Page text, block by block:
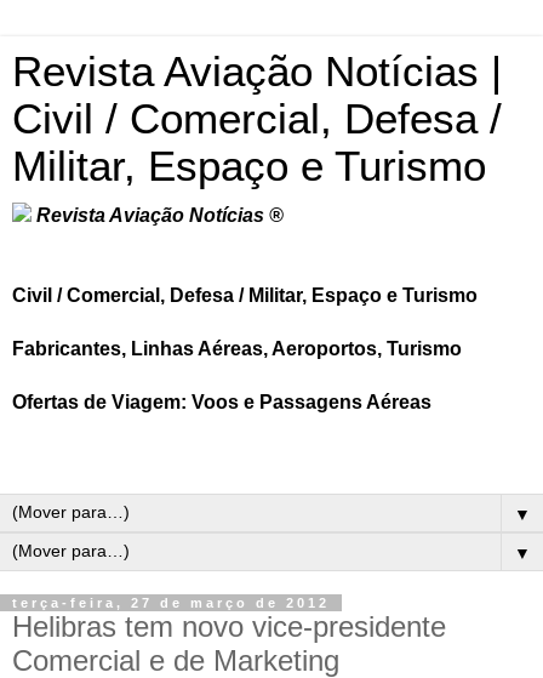
Revista Aviação Notícias |
Civil / Comercial, Defesa /
Militar, Espaço e Turismo
Revista Aviação Notícias ®
Civil / Comercial, Defesa / Militar, Espaço e Turismo
Fabricantes, Linhas Aéreas, Aeroportos, Turismo
Ofertas de Viagem: Voos e Passagens Aéreas
▼
▼
terça-feira, 27 de março de 2012
Helibras tem novo vice-presidente
Comercial e de Marketing